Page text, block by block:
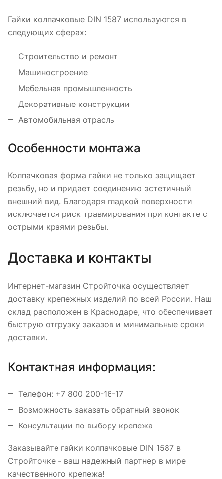
Гайки колпачковые DIN 1587 используются в
следующих сферах:
Строительство и ремонт
Машиностроение
Мебельная промышленность
Декоративные конструкции
Автомобильная отрасль
Особенности монтажа
Колпачковая форма гайки не только защищает
резьбу, но и придает соединению эстетичный
внешний вид. Благодаря гладкой поверхности
исключается риск травмирования при контакте с
острыми краями резьбы.
Доставка и контакты
Интернет-магазин Стройточка осуществляет
доставку крепежных изделий по всей России. Наш
склад расположен в Краснодаре, что обеспечивает
быструю отгрузку заказов и минимальные сроки
доставки.
Контактная информация:
Телефон: +7 800 200-16-17
Возможность заказать обратный звонок
Консультации по выбору крепежа
Заказывайте гайки колпачковые DIN 1587 в
Стройточке - ваш надежный партнер в мире
качественного крепежа!